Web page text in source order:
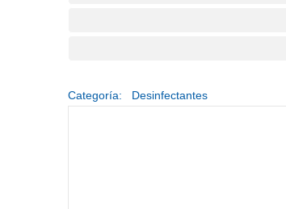
Categoría: Desinfectantes